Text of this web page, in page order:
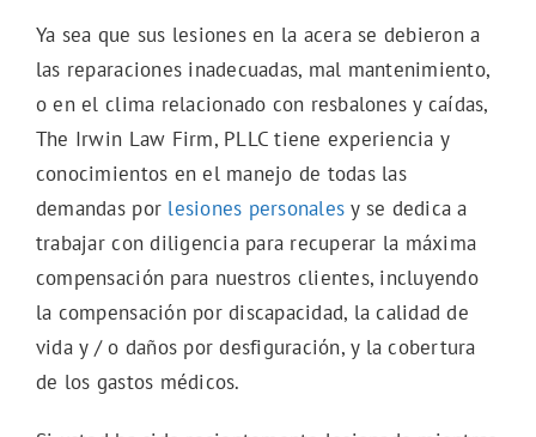
Ya sea que sus lesiones en la acera se debieron a
las reparaciones inadecuadas, mal mantenimiento,
o en el clima relacionado con resbalones y caídas,
The Irwin Law Firm, PLLC tiene experiencia y
conocimientos en el manejo de todas las
demandas por lesiones personales y se dedica a
trabajar con diligencia para recuperar la máxima
compensación para nuestros clientes, incluyendo
la compensación por discapacidad, la calidad de
vida y / o daños por desfiguración, y la cobertura
de los gastos médicos.